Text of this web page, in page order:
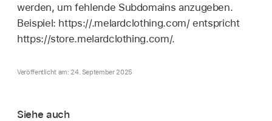
werden, um fehlende Subdomains anzugeben.
Beispiel: https://.melardclothing.com/ entspricht
https://store.melardclothing.com/.
Veröffentlicht am: 24. September 2025
Siehe auch